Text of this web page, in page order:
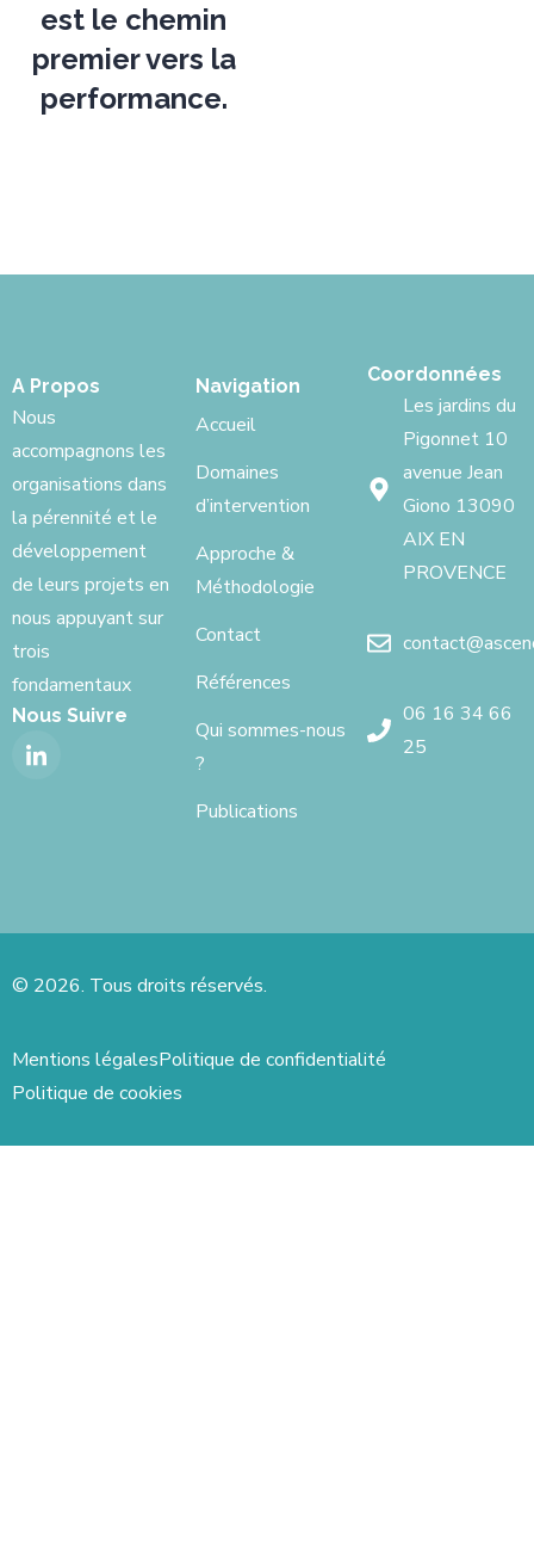
est le chemin
premier vers la
performance.
A Propos
Nous
accompagnons les
organisations dans
la pérennité et le
développement
de leurs projets en
nous appuyant sur
trois
fondamentaux
Nous Suivre
Navigation
Accueil
Domaines
d’intervention
Approche &
Méthodologie
Contact
Références
Qui sommes-nous
?
Publications
Coordonnées
Les jardins du
Pigonnet 10
avenue Jean
Giono 13090
AIX EN
PROVENCE
06 16 34 66
25
© 2026. Tous droits réservés.
Mentions légalesPolitique de confidentialité
Politique de cookies